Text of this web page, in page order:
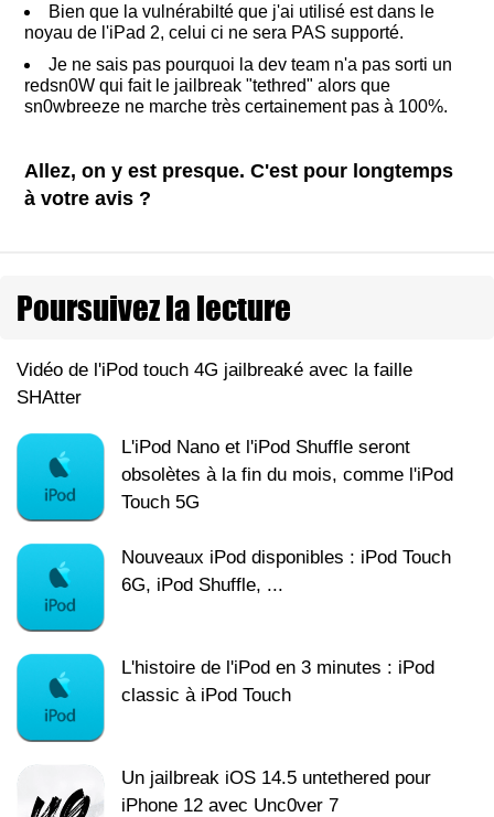
Bien que la vulnérabilté que j'ai utilisé est dans le
noyau de l'iPad 2, celui ci ne sera PAS supporté.
Je ne sais pas pourquoi la dev team n'a pas sorti un
redsn0W qui fait le jailbreak "tethred" alors que
sn0wbreeze ne marche très certainement pas à 100%.
Allez, on y est presque. C'est pour longtemps
à votre avis ?
Poursuivez la lecture
Vidéo de l'iPod touch 4G jailbreaké avec la faille
SHAtter
L'iPod Nano et l'iPod Shuffle seront
obsolètes à la fin du mois, comme l'iPod
Touch 5G
Nouveaux iPod disponibles : iPod Touch
6G, iPod Shuffle, ...
L'histoire de l'iPod en 3 minutes : iPod
classic à iPod Touch
Un jailbreak iOS 14.5 untethered pour
iPhone 12 avec Unc0ver 7